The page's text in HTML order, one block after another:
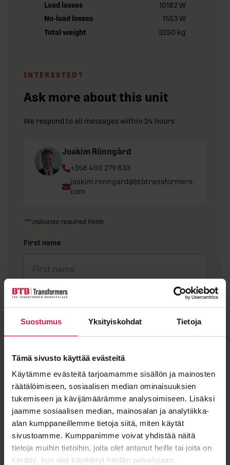
Suostumus Yksityiskohdat Tietoja
Tämä sivusto käyttää evästeitä
Käytämme evästeitä tarjoamamme sisällön ja mainosten
räätälöimiseen, sosiaalisen median ominaisuuksien
tukemiseen ja kävijämäärämme analysoimiseen. Lisäksi
jaamme sosiaalisen median, mainosalan ja analytiikka-
alan kumppaneillemme tietoja siitä, miten käytät
sivustoamme. Kumppanimme voivat yhdistää näitä
tietoja muihin tietoihin, joita olet antanut heille tai joita on
kerätty, kun olet käyttänyt heidän palvelujaan.
Load losses
10182 W
No-load losses
1553 W
Total weight
3250 kg
INTERESTED?
Ask more about this unit
We respond to all messages within 24 hours
Joakim Rönngård
Phone:
+358 400 279 833
Email:
joakim.ronngard@btbtransformers.
com
"*" indicates required fields
First name
Last name
Email *
Message